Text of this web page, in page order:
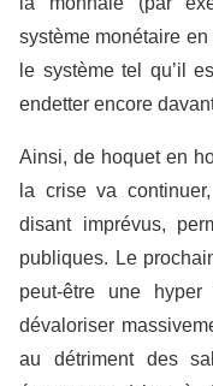
système monétaire
le système tel qu’il
endetter encore
Ainsi, de hoquet en
la crise va
disant imprévus,
publiques. Le
peut-être une
dévaloriser
au détriment des